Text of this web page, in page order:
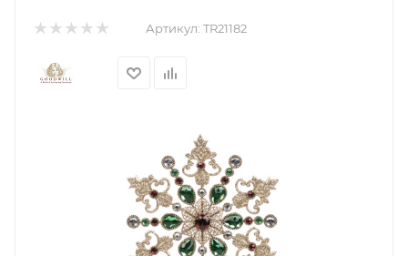
Артикул: TR21182